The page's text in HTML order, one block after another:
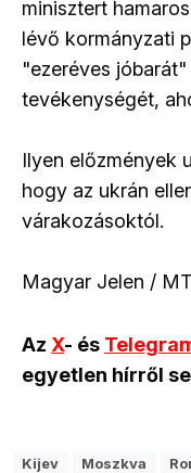
minisztert
lévő kormányzati
"ezeréves
tevékenységét,
Ilyen előzmények
hogy az ukrán
várakozásoktól.
Magyar Jelen /
Az X- és
egyetlen hírről
Kijev Moszkva